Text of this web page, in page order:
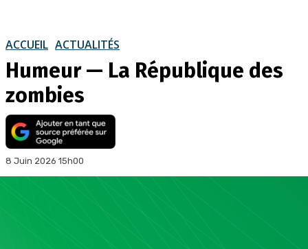
ACCUEIL ACTUALITÉS
Humeur — La République des
zombies
8 Juin 2026 15h00